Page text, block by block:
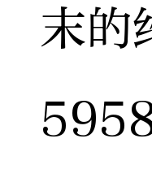
末的